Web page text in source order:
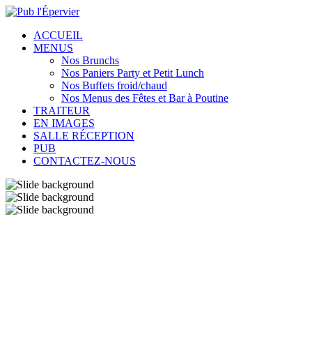
ACCUEIL
MENUS
Nos Brunchs
Nos Paniers Party et Petit Lunch
Nos Buffets froid/chaud
Nos Menus des Fêtes et Bar à Poutine
TRAITEUR
EN IMAGES
SALLE RÉCEPTION
PUB
CONTACTEZ-NOUS